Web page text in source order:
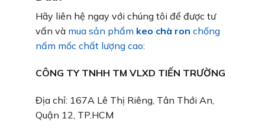
Hãy liên hệ ngay với chúng tôi để được tư
vấn và mua sản phẩm keo chà ron chống
nấm mốc chất lượng cao:
CÔNG TY TNHH TM VLXD TIẾN TRƯỜNG
Địa chỉ: 167A Lê Thị Riêng, Tân Thới An,
Quận 12, TP.HCM